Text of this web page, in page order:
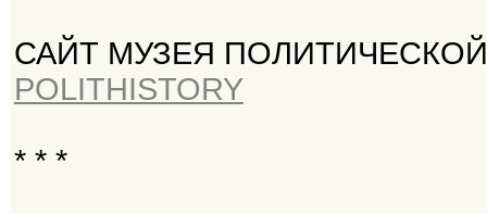
САЙТ МУЗЕЯ
POLITHISTORY
* * *